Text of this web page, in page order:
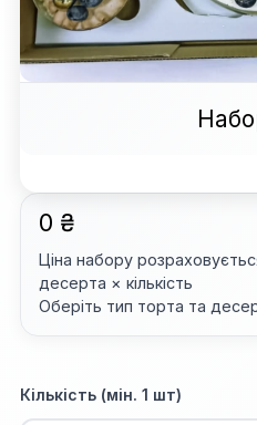
0 ₴
Ціна набору
десерта × кількість
Оберіть тип торта та
Кількість (мін. 1 шт)